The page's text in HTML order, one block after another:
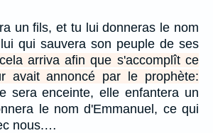
un fils, et tu lui donneras le nom
qui sauvera son peuple de ses
arriva afin que s'accomplît ce
avait annoncé par le prophète:
sera enceinte, elle enfantera un
le nom d'Emmanuel, ce qui
nous.…